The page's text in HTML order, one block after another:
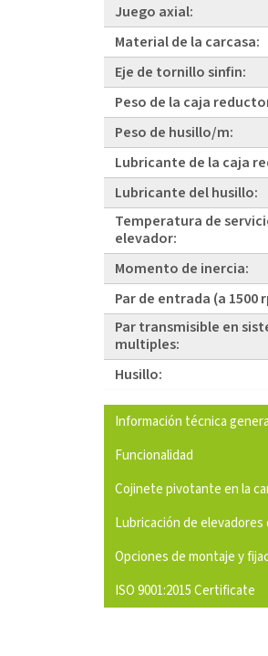
Juego axial:
Material de la carcasa:
Eje de tornillo sinfin:
Peso de la caja
Peso de husillo/m:
Lubricante de la caja
Lubricante del husillo:
Temperatura de
elevador:
Momento de inercia:
Par de entrada (a 1500
Par transmisible en
multiples:
Husillo:
Información técnica
Funcionalidad
Cojinete pivotante en la
Lubricación de elevadores
Opciones de montaje y
ISO 9001:2015 Certificate